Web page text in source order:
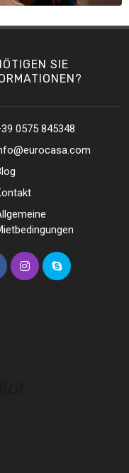
SIE
0575 845348